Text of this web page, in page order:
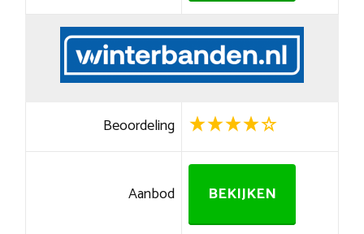
Beoordeling
Aanbod BEKIJKEN